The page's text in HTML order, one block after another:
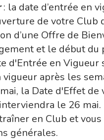
: la date d’entrée en
de votre
d’une Offre de
et le début
d'Entrée en
après les
la Date d'Effet
le 26
en Club et
générales.